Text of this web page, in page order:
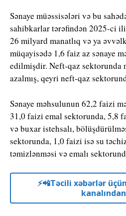
Sənaye müəssisələri və bu
sahibkarlar tərəfindən 2025-ci
26 milyard manatlıq və ya
müqayisədə 1,6 faiz az sənaye
edilmişdir. Neft-qaz sektorunda
azalmış, qeyri neft-qaz
Sənaye məhsulunun 62,2 faizi
31,0 faizi emal sektorunda, 5,8
və buxar istehsalı,
sektorunda, 1,0 faizi isə su
təmizlənməsi və emalı
⚡️📲Təcili xəbərlər